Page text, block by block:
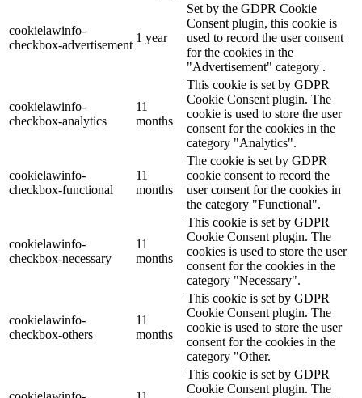
cookielawinfo-
checkbox-advertisement
1 year
Set by the GDPR Cookie
Consent plugin, this cookie is
used to record the user consent
for the cookies in the
"Advertisement" category .
cookielawinfo-
checkbox-analytics
11
months
This cookie is set by GDPR
Cookie Consent plugin. The
cookie is used to store the user
consent for the cookies in the
category "Analytics".
cookielawinfo-
checkbox-functional
11
months
The cookie is set by GDPR
cookie consent to record the
user consent for the cookies in
the category "Functional".
cookielawinfo-
checkbox-necessary
11
months
This cookie is set by GDPR
Cookie Consent plugin. The
cookies is used to store the user
consent for the cookies in the
category "Necessary".
cookielawinfo-
checkbox-others
11
months
This cookie is set by GDPR
Cookie Consent plugin. The
cookie is used to store the user
consent for the cookies in the
category "Other.
This cookie is set by GDPR
Cookie Consent plugin. The